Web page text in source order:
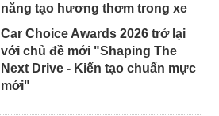
năng tạo hương thơm trong xe
Car Choice Awards 2026 trở lại
với chủ đề mới "Shaping The
Next Drive - Kiến tạo chuẩn mực
mới"